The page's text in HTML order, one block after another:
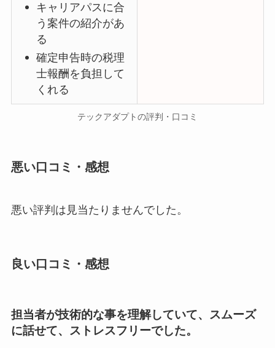
キャリアパスに合
う案件の紹介があ
る
確定申告時の税理
士報酬を負担して
くれる
テックアダプトの評判・口コミ
悪い口コミ・感想
悪い評判は見当たりませんでした。
良い口コミ・感想
担当者が技術的な事を理解していて、スムーズ
に話せて、ストレスフリーでした。